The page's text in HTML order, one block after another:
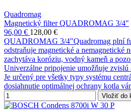
Quadromag
Magnetický filter QUADROMAG 3/4"
96,00 € 128,00 €
QUADROMAG 3/4"Quadromag plní
odstraňuje magnetické a nemagnetické
zachytáva koróziu, vodný kameň a
Univerzálne pripojenie umožňuje zvislú
Je určený pre všetky typy systému
dosiahnutie optimálnej ochrany kotla
Vložiť do